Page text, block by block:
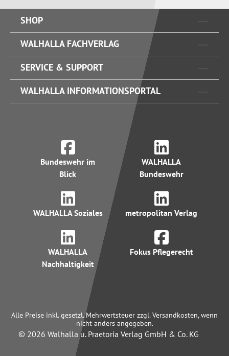
SHOP
WALHALLA FACHVERLAG
SERVICE & SUPPORT
WALHALLA INFORMATIONSPORTAL
Bundeswehr im
Blick
WALHALLA
Bundeswehr
WALHALLA Soziales metropolitan Verlag
WALHALLA
Nachhaltigkeit
Fokus Pflegerecht
Alle Preise inkl. gesetzl. Mehrwertsteuer zzgl. Versandkosten, wenn
nicht anders angegeben.
© 2026 Walhalla u. Praetoria Verlag GmbH & Co. KG